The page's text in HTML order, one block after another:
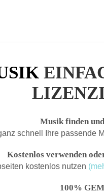
Musik finden
schnell Ihre passende
Kostenlos verwenden
kostenlos nutzen
100%